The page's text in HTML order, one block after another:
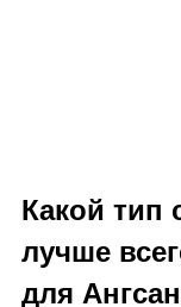
Какой тип
лучше
для